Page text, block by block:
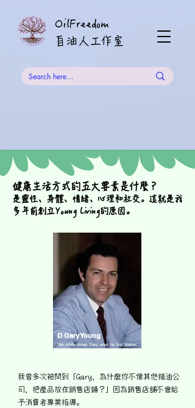
OilFreedom
​自油人工作室
健康生活方式的五大要素是什麼？
是靈性、身體、情緒、心理和社交。這就是我
多年前創立Young Living的原因。
D Gary Young
This photo shows Gary when he first started
我曾多次被問到「Gary，為什麼你不像其他精油公
司，把產品放在銷售店鋪？」因為銷售店舖不會給
予消費者專業指導。